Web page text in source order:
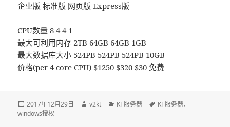
企业版 标准版 网页版 Express版
CPU数量 8 4 4 1
最大可利用内存 2TB 64GB 64GB 1GB
最大数据库大小 524PB 524PB 524PB 10GB
价格(per 4 core CPU) $1250 $320 $30 免费
发
布
2017年12月29日
作
v2kt
分
KT服务器
标
KT服务器、
windows授权